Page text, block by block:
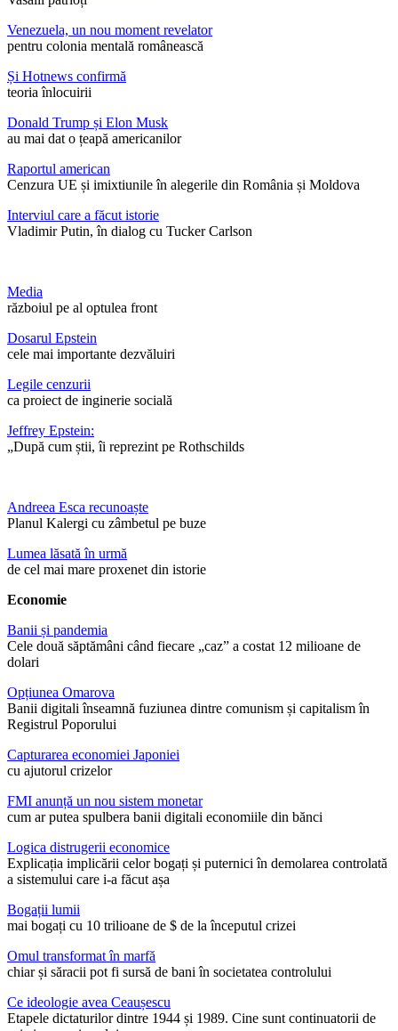
Venezuela, un nou moment revelator
pentru colonia mentală românească
Și Hotnews confirmă
teoria înlocuirii
Donald Trump și Elon Musk
au mai dat o țeapă americanilor
Raportul american
Cenzura UE și imixtiunile în alegerile din România și Moldova
Interviul care a făcut istorie
Vladimir Putin, în dialog cu Tucker Carlson
Media
războiul pe al optulea front
Dosarul Epstein
cele mai importante dezvăluiri
Legile cenzurii
ca proiect de inginerie socială
Jeffrey Epstein:
„După cum știi, îi reprezint pe Rothschilds
Andreea Esca recunoaște
Planul Kalergi cu zâmbetul pe buze
Lumea lăsată în urmă
de cel mai mare proxenet din istorie
Economie
Banii și pandemia
Cele două săptămâni când fiecare „caz” a costat 12 milioane de
dolari
Opțiunea Omarova
Banii digitali înseamnă fuziunea dintre comunism și capitalism în
Registrul Poporului
Capturarea economiei Japoniei
cu ajutorul crizelor
FMI anunță un nou sistem monetar
cum ar putea spulbera banii digitali economiile din bănci
Logica distrugerii economice
Explicația implicării celor bogați și puternici în demolarea controlată
a sistemului care i-a făcut așa
Bogații lumii
mai bogați cu 10 trilioane de $ de la începutul crizei
Omul transformat în marfă
chiar și săracii pot fi sursă de bani în societatea controlului
Ce ideologie avea Ceaușescu
Etapele dictaturilor dintre 1944 și 1989. Cine sunt continuatorii de